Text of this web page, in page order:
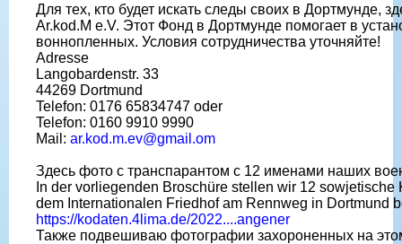
Для тех, кто будет искать следы своих в Дортмунде,
Ar.kod.M e.V. Этот Фонд в Дортмунде помогает в
воннопленных. Условия сотрудничества уточняйте!
Adresse
Langobardenstr. 33
44269 Dortmund
Telefon: 0176 65834747 oder
Telefon: 0160 9910 9990
Mail: ar.kod.m.ev@gmail.om
Здесь фото с транспарантом с 12 именами наших
In der vorliegenden Broschüre stellen wir 12 sowjetische
dem Internationalen Friedhof am Rennweg in Dortmund
https://kodaten.4lima.de/2022....angener
Также подвешиваю фотографии захороненных на